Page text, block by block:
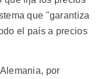
que "garantiza
el país a precios
por